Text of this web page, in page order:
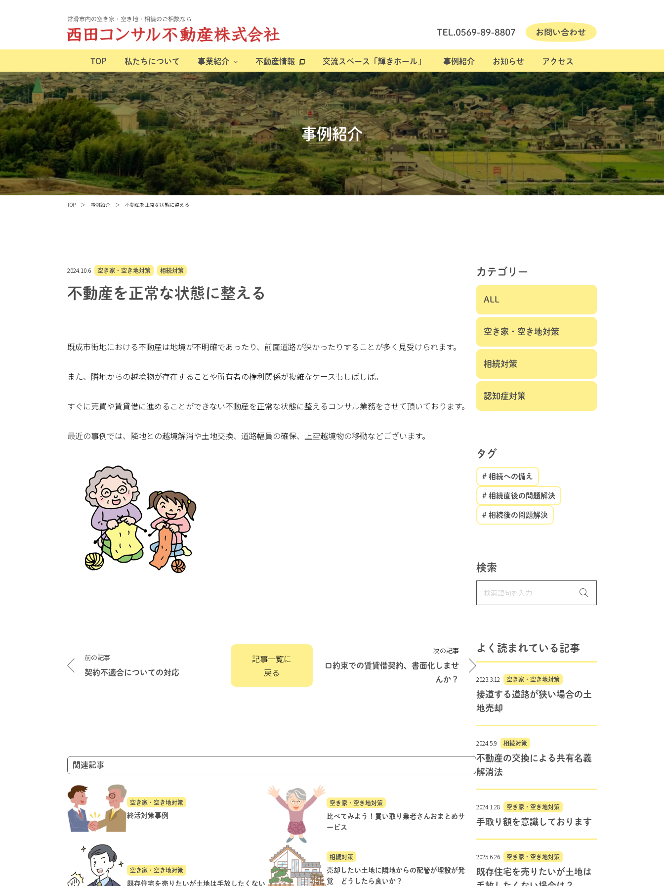
TOP 私たちについて 事業紹介 不動産情報 交流スペース「輝きホール」 事例紹介 お知らせ アクセス
事例紹介
TOP 事例紹介 不動産を正常な状態に整える
2024.10.6 空き家・空き地対策 相続対策
不動産を正常な状態に整える
既成市街地における不動産は地境が不明確であったり、前面道路が狭かったりすることが多く見受けられます。
また、隣地からの越境物が存在することや所有者の権利関係が複雑なケースもしばしば。
すぐに売買や賃貸借に進めることができない不動産を正常な状態に整えるコンサル業務をさせて頂いております。
最近の事例では、隣地との越境解消や土地交換、道路幅員の確保、上空越境物の移動などございます。
稿
ナ
前の記事
契約不適合についての対応
記事一覧に
戻る
次の記事
口約束での賃貸借契約、書面化しませ
んか？
関連記事
空き家・空き地対策
終活対策事例
空き家・空き地対策
比べてみよう！買い取り業者さんおまとめサ
ービス
空き家・空き地対策
既存住宅を売りたいが土地は手放したくない
相続対策
売却したい土地に隣地からの配管が埋設が発
覚 どうしたら良いか？
カテゴリー
ALL
空き家・空き地対策
相続対策
認知症対策
タグ
# 相続への備え
# 相続直後の問題解決
# 相続後の問題解決
検索
よく読まれている記事
2023.3.12 空き家・空き地対策
接道する道路が狭い場合の土
地売却
2024.5.9 相続対策
不動産の交換による共有名義
解消法
2024.1.28 空き家・空き地対策
手取り額を意識しております
2025.6.26 空き家・空き地対策
既存住宅を売りたいが土地は